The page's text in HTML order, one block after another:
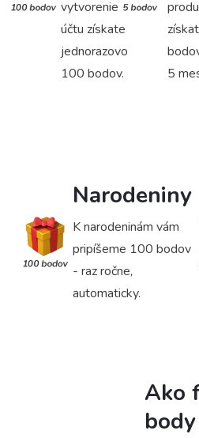
vytvorenie
účtu získate
jednorazovo
100 bodov.
5
Narodeniny
K narodeninám vám
pripíšeme 100 bodov
- raz ročne,
automaticky.
Ako
body